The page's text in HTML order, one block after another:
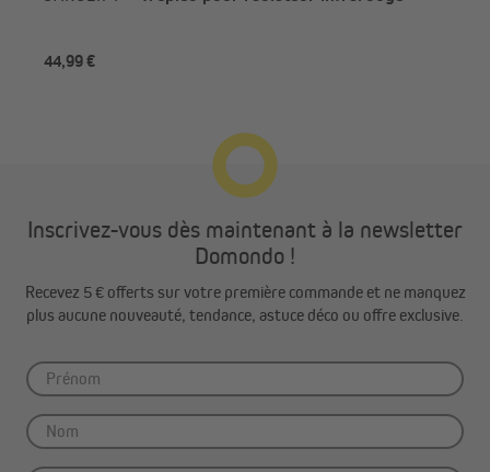
Vers le produit
44,99 €
Inscrivez-vous dès maintenant à la newsletter
Domondo !
Recevez 5 € offerts sur votre première commande et ne manquez
plus aucune nouveauté, tendance, astuce déco ou offre exclusive.